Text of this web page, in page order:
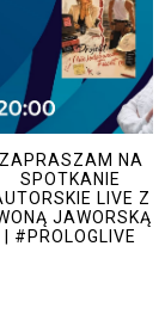
ZAPRASZAM NA
SPOTKANIE
LIVE Z
JAWORSKĄ
| #PROLOGLIVE